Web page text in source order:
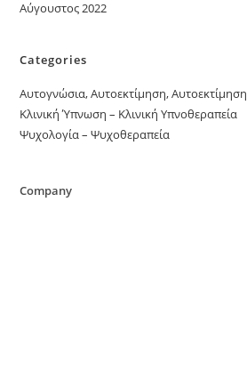
Αύγουστος 2022
Categories
Αυτογνώσια, Αυτοεκτίμηση, Αυτοεκτίμηση
Κλινική Ύπνωση – Κλινική Υπνοθεραπεία
Ψυχολογία – Ψυχοθεραπεία
Company